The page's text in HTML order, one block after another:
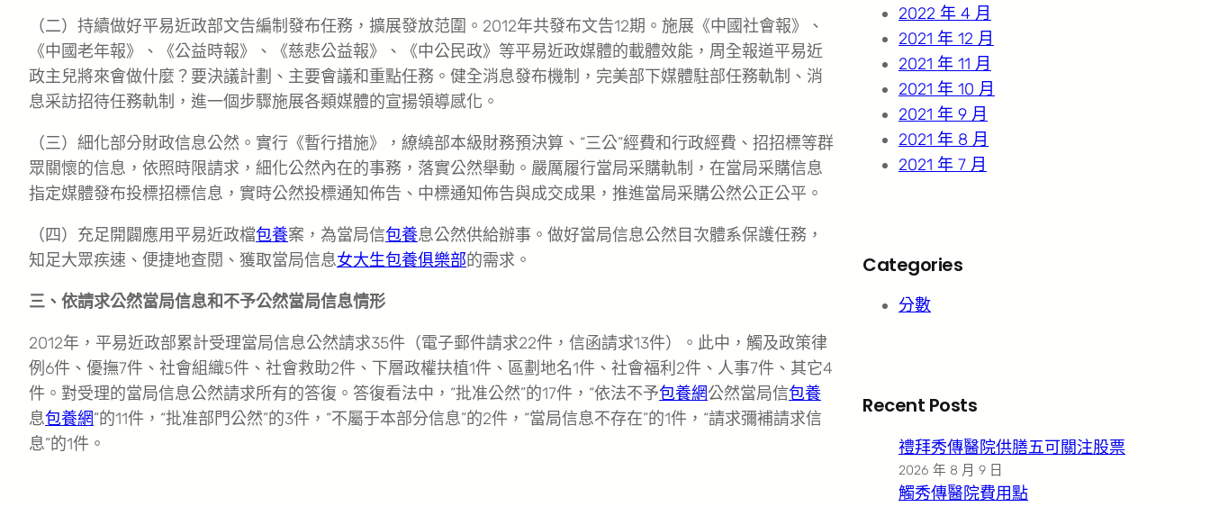
（二）持續做好平易近政部文告編制發布任務，擴展發放范圍。2012年共發布文告12期。施展《中國社會報》、
《中國老年報》、《公益時報》、《慈悲公益報》、《中公民政》等平易近政媒體的載體效能，周全報道平易近
政主兒將來會做什麼？要決議計劃、主要會議和重點任務。健全消息發布機制，完美部下媒體駐部任務軌制、消
息采訪招待任務軌制，進一個步驟施展各類媒體的宣揚領導感化。
（三）細化部分財政信息公然。實行《暫行措施》，繚繞部本級財務預決算、“三公”經費和行政經費、招招標等群
眾關懷的信息，依照時限請求，細化公然內在的事務，落實公然舉動。嚴厲履行當局采購軌制，在當局采購信息
指定媒體發布投標招標信息，實時公然投標通知佈告、中標通知佈告與成交成果，推進當局采購公然公正公平。
（四）充足開闢應用平易近政檔包養案，為當局信包養息公然供給辦事。做好當局信息公然目次體系保護任務，
知足大眾疾速、便捷地查閱、獲取當局信息女大生包養俱樂部的需求。
三、依請求公然當局信息和不予公然當局信息情形
2012年，平易近政部累計受理當局信息公然請求35件（電子郵件請求22件，信函請求13件）。此中，觸及政策律
例6件、優撫7件、社會組織5件、社會救助2件、下層政權扶植1件、區劃地名1件、社會福利2件、人事7件、其它4
件。對受理的當局信息公然請求所有的答復。答復看法中，“批准公然”的17件，“依法不予包養網公然當局信包養
息包養網”的11件，“批准部門公然”的3件，“不屬于本部分信息”的2件，“當局信息不存在”的1件，“請求彌補請求信
息”的1件。
2022 年 4 月
2021 年 12 月
2021 年 11 月
2021 年 10 月
2021 年 9 月
2021 年 8 月
2021 年 7 月
Categories
分數
Recent Posts
禮拜秀傳醫院供膳五可關注股票
2026 年 8 月 9 日
觸秀傳醫院費用點